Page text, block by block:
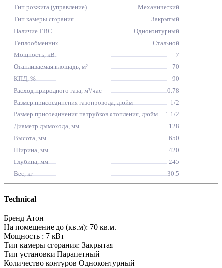
Тип розжига (управление)
Механический
Тип камеры сгорания
Закрытый
Наличие ГВС
Одноконтурный
Теплообменник
Стальной
Мощность, кВт
7
Отапливаемая площадь, м²
70
КПД, %
90
Расход природного газа, м³/час
0.78
Размер присоединения газопровода, дюйм
1/2
Размер присоединения патрубков отопления, дюйм
1 1/2
Диаметр дымохода, мм
128
Высота, мм
650
Ширина, мм
420
Глубина, мм
245
Вес, кг
30.5
Technical
Бренд Атон
На помещение до (кв.м): 70 кв.м.
Мощность : 7 кВт
Тип камеры сгорания: Закрытая
Тип установки Парапетный
Количество контуров Одноконтурный